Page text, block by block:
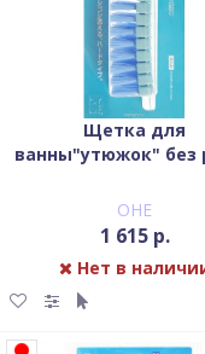
Щетка для
ванны"утюжок" без
OHE
1 615 р.
Нет в